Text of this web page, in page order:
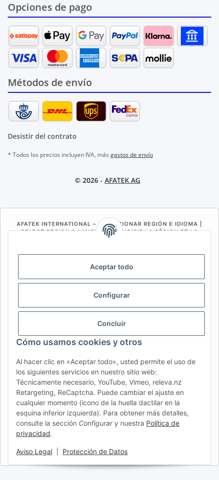
Aceptar todo
Configurar
Concluir
Cómo usamos cookies y otros
Al hacer clic en «Aceptar todo», usted permite el uso de
los siguientes servicios en nuestro sitio web:
Técnicamente necesario, YouTube, Vimeo, releva.nz
Retargeting, ReCaptcha. Puede cambiar el ajuste en
cualquier momento (icono de la huella dactilar en la
esquina inferior izquierda). Para obtener más detalles,
consulte la sección Configurary nuestra Política de
privacidad.
Aviso Legal Protección de Datos
Opciones de pago
Métodos de envío
Desistir del contrato
* Todos los precios incluyen IVA, más gastos de envío
© 2026 - AFATEK AG
AFATEK INTERNATIONAL – SELECCIONAR REGIÓN E IDIOMA |
SELECT REGION & LANGUAGE | CHOISIR LA RÉGION ET LA
LANGUE
ES
UK NZ USA MX PT
CZ
RO HR
AFATEK España| Su especialista en recambios para
remolques
Asesoría técnica:info@afatek.com| P. IVA (DE):
DE354251646
Oferta para talleres: compras intracomunitarias netas (VIES)